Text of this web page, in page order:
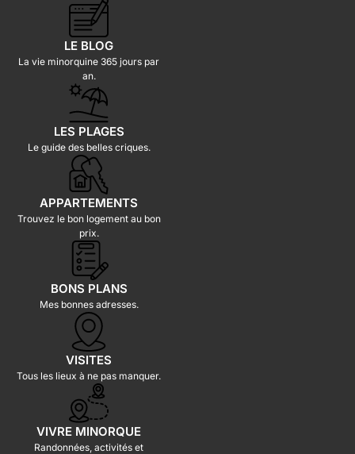
LE BLOG
La vie minorquine 365 jours par
an.
LES PLAGES
Le guide des belles criques.
APPARTEMENTS
Trouvez le bon logement au bon
prix.
BONS PLANS
Mes bonnes adresses.
VISITES
Tous les lieux à ne pas manquer.
VIVRE MINORQUE
Randonnées, activités et